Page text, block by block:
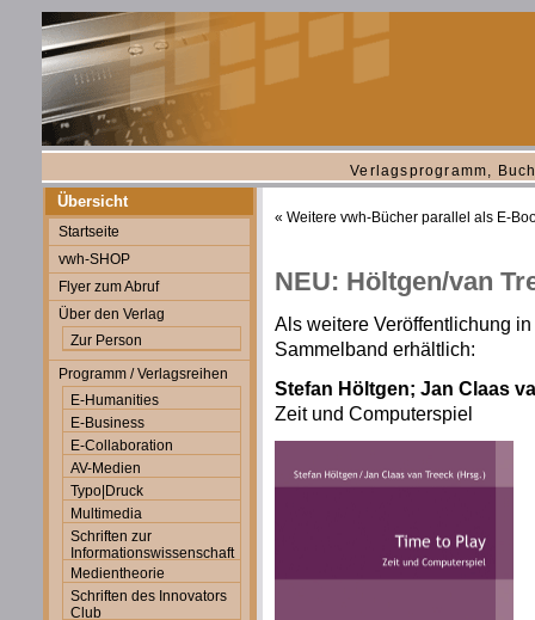
Verlagsprogramm,
Übersicht
Startseite
vwh-SHOP
Flyer zum Abruf
Über den Verlag
Zur Person
Programm / Verlagsreihen
E-Humanities
E-Business
E-Collaboration
AV-Medien
Typo|Druck
Multimedia
Schriften zur
Informationswissenschaft
Medientheorie
Schriften des Innovators
Club
« Weitere vwh-Bücher parallel als E-
NEU: Höltgen/van
Als weitere Veröffentlichung
Sammelband erhältlich:
Stefan Höltgen; Jan Claas
Zeit und Computerspiel